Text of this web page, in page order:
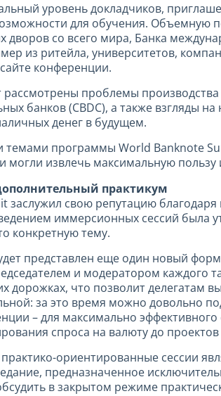
уровень докладчиков,
для обучения. Объемную
дворов со всего мира, Банка
из ритейла, университетов,
конференции.
рассмотрены проблемы
банков (CBDC), а также взгляды
денег в будущем.
темами программы World Banknote
могли извлечь максимальную
практикум
заслужил свою репутацию
иммерсионных сессий была
конкретную тему.
представлен еще один новый
и модератором каждого
дорожках, что позволит
за это время можно довольно
– для максимально
спроса на валюту до
ориентированные сессии
предназначенное
в закрытом режиме